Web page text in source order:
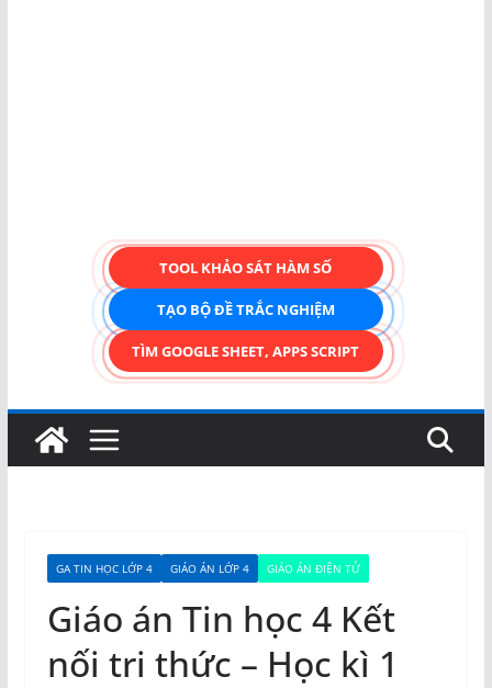
TOOL KHẢO SÁT HÀM SỐ
TẠO BỘ ĐỀ TRẮC NGHIỆM
TÌM GOOGLE SHEET, APPS SCRIPT
GA TIN HỌC LỚP 4 GIÁO ÁN LỚP 4 GIÁO ÁN ĐIỆN TỬ
Giáo án Tin học 4 Kết
nối tri thức – Học kì 1